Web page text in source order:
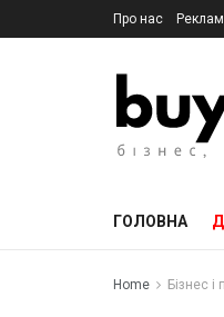
Про нас
ГОЛОВНА
Home Бізнес і